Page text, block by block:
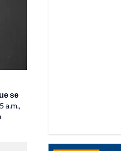
se
a.m.,